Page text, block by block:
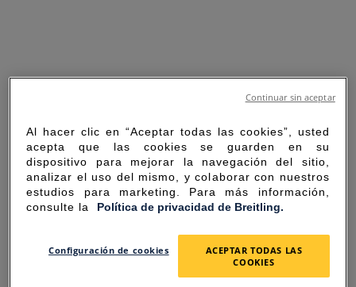
SORRY FOR THE
INCONVENIENCE
Al hacer clic en “Aceptar todas las cookies”, usted
acepta que las cookies se guarden en su
dispositivo para mejorar la navegación del sitio,
analizar el uso del mismo, y colaborar con nuestros
estudios para marketing. Para más información,
consulte la Política de privacidad de Breitling.
Configuración de cookies
ACEPTAR TODAS LAS
COOKIES
Continuar sin aceptar